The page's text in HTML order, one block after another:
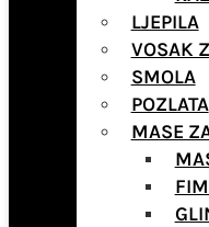
LJEPILA
VOSAK
SMOLA
POZLATA
MASE